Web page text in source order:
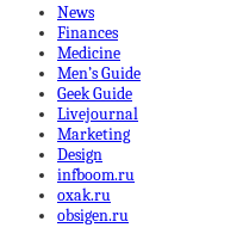
News
Finances
Medicine
Men’s Guide
Geek Guide
Livejournal
Marketing
Design
infboom.ru
oxak.ru
obsigen.ru